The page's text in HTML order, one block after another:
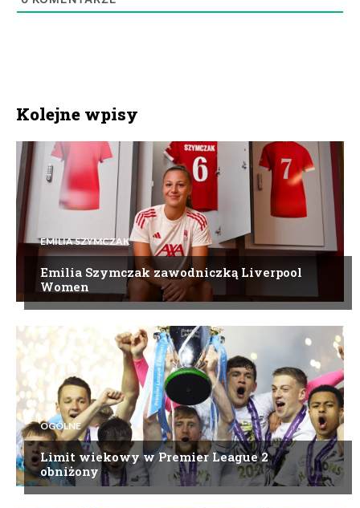
Kolejne wpisy
EMILIA SZYMCZAK
Emilia Szymczak zawodniczką Liverpool
Women
OGÓLNE
Limit wiekowy w Premier League 2
obniżony